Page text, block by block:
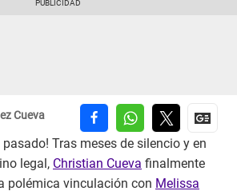
Cueva
pasado! Tras meses de silencio y en
legal, Christian Cueva finalmente
polémica vinculación con Melissa